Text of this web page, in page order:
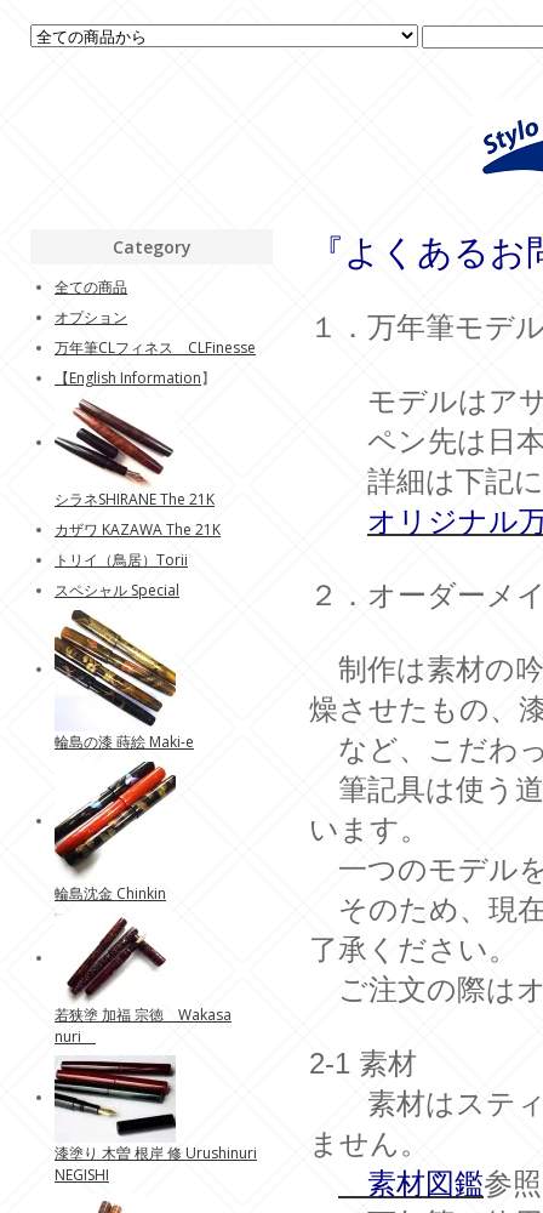
『よくある
１．万年筆モデ
モデルはアサ
ペン先は日
詳細は下記に
オリジナル
２．オーダーメ
制作は素材の
燥させたもの、
など、こだわ
筆記具は使う
います。
一つのモデル
そのため、現
了承ください。
ご注文の際は
2-1 素材
素材はスティ
ません。
素材図鑑参照
Category
全ての商品
オプション
万年筆CLフィネス CLFinesse
【English Information】
シラネSHIRANE The 21K
カザワ KAZAWA The 21K
トリイ（鳥居）Torii
スペシャル Special
輪島の漆 蒔絵 Maki-e
輪島沈金 Chinkin
若狭塗 加福 宗徳 Wakasa
nuri
漆塗り 木曽 根岸 修 Urushinuri
NEGISHI